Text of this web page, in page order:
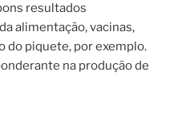
resultados
alimentação, vacinas,
do piquete, por exemplo.
na produção de